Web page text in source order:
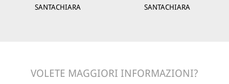
SANTACHIARA SANTACHIARA
VOLETE MAGGIORI INFORMAZIONI?